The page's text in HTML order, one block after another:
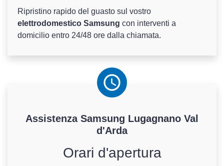
Ripristino rapido del guasto sul vostro
elettrodomestico Samsung con interventi a
domicilio entro 24/48 ore dalla chiamata.
Assistenza Samsung Lugagnano Val
d'Arda
Orari d'apertura